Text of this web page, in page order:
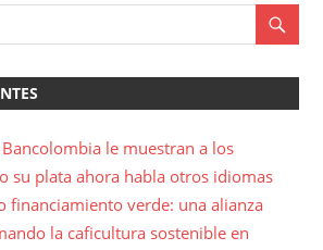
le muestran a los
su plata ahora habla otros idiomas
financiamiento verde: una alianza
la caficultura sostenible en